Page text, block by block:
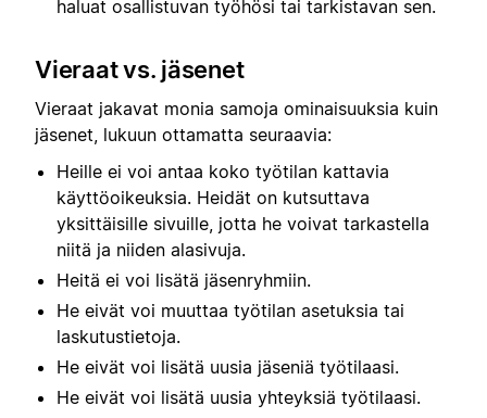
haluat osallistuvan työhösi tai tarkistavan sen.
Vieraat vs. jäsenet
Vieraat jakavat monia samoja ominaisuuksia kuin
jäsenet, lukuun ottamatta seuraavia:
Heille ei voi antaa koko työtilan kattavia
käyttöoikeuksia. Heidät on kutsuttava
yksittäisille sivuille, jotta he voivat tarkastella
niitä ja niiden alasivuja.
Heitä ei voi lisätä jäsenryhmiin.
He eivät voi muuttaa työtilan asetuksia tai
laskutustietoja.
He eivät voi lisätä uusia jäseniä työtilaasi.
He eivät voi lisätä uusia yhteyksiä työtilaasi.